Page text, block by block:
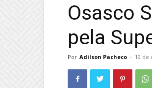
Osasco
pela
Por Adilson Pacheco - 19 de